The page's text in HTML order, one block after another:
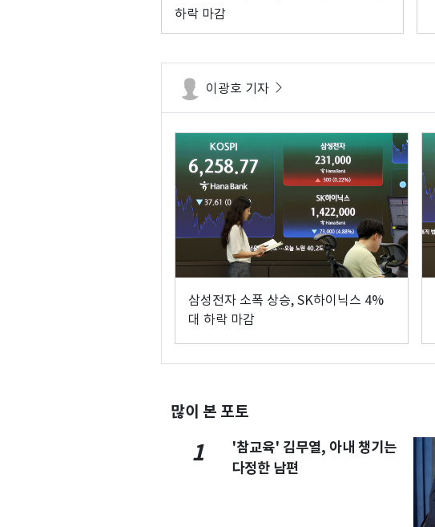
하락 마감
이광호 기자
삼성전자 소폭 상승, SK하이닉스 4%
대 하락 마감
많이 본 포토
1
'참교육' 김무열, 아내 챙기는
다정한 남편